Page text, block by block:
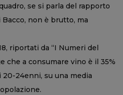
se si parla del rapporto
non è brutto, ma
riportati da “I Numeri del
che a consumare vino è il 35%
20-24enni, su una media